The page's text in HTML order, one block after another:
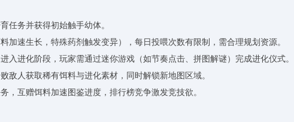
任务并获得初始触手幼体。
加速生长，特殊药剂触发变异），每日投喂次数有限制，需合理规划资源。
进化阶段，玩家需通过迷你游戏（如节奏点击、拼图解谜）完成进化仪式。
敌人获取稀有饵料与进化素材，同时解锁新地图区域。
，互赠饵料加速图鉴进度，排行榜竞争激发竞技欲。